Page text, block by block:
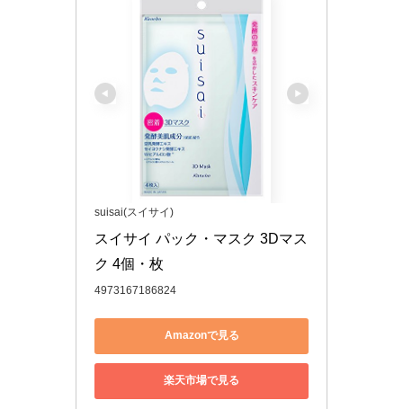
suisai(スイサイ)
スイサイ パック・マスク 3Dマス
ク 4個・枚
4973167186824
Amazonで見る
楽天市場で見る